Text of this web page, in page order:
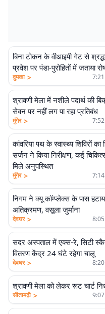
बिना टोकन के वीआइपी गेट से
प्रवेश पर पंडा-पुरोहितों में जताया
दुमका >
श्रावणी मेला में नशीले पदार्थ की
सेवन पर नहीं लग पा रहा प्रतिबंध
मुंगेर >
कांवरिया पथ के स्वास्थ्य शिविरों का
सर्जन ने किया निरीक्षण, कई
मिले अनुपस्थित
मुंगेर >
निगम ने क्यू कॉम्प्लेक्स के पास
अतिक्रमण, वसूला जुर्माना
देवघर >
सदर अस्पताल में एक्स-रे, सिटी
वितरण केंद्र 24 घंटे रहेगा चालू
देवघर >
श्रावणी मेला को लेकर रूट चार्ट
सीतामढ़ी >